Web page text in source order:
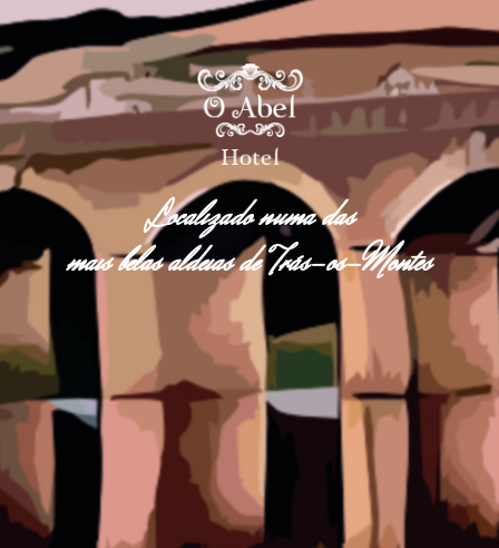
Localizado numa das
mais belas aldeias de Trás-os-Montes